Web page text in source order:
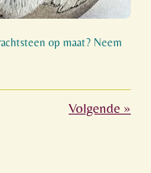
op maat? Neem
Volgende »